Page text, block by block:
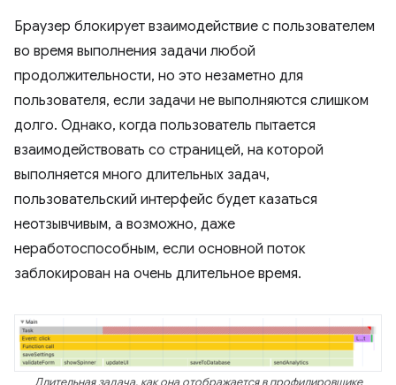
Браузер блокирует взаимодействие с пользователем
во время выполнения задачи любой
продолжительности, но это незаметно для
пользователя, если задачи не выполняются слишком
долго. Однако, когда пользователь пытается
взаимодействовать со страницей, на которой
выполняется много длительных задач,
пользовательский интерфейс будет казаться
неотзывчивым, а возможно, даже
неработоспособным, если основной поток
заблокирован на очень длительное время.
Длительная задача, как она отображается в профилировщике